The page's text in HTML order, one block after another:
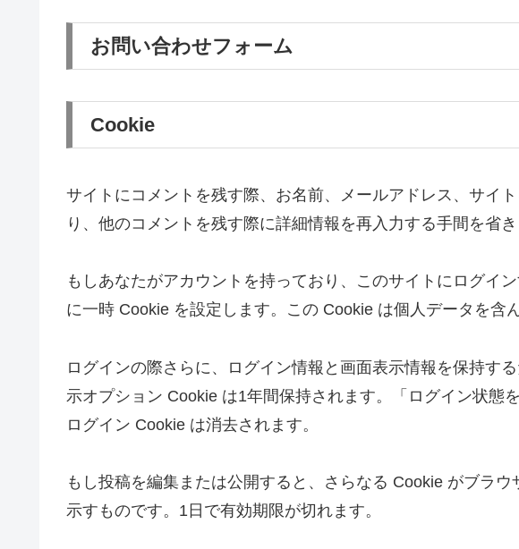
お問い合わせフォーム
Cookie
サイトにコメントを残す際、お名前、メールアドレス、サイ
り、他のコメントを残す際に詳細情報を再入力する手間を省
もしあなたがアカウントを持っており、このサイトにログイ
に一時 Cookie を設定します。この Cookie は個人データを含
ログインの際さらに、ログイン情報と画面表示情報を保持す
示オプション Cookie は1年間保持されます。「ログイン状態
ログイン Cookie は消去されます。
もし投稿を編集または公開すると、さらなる Cookie がブラ
示すものです。1日で有効期限が切れます。